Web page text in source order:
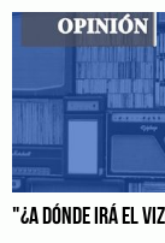
"¿A DÓNDE IRÁ EL